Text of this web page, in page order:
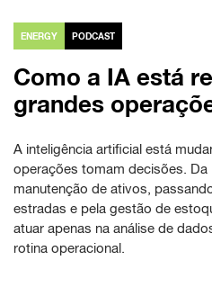
ENERGY PODCAST
Como a IA está
grandes
A inteligência artificial está
operações tomam decisões. Da
manutenção de ativos,
estradas e pela gestão de
atuar apenas na análise de
rotina operacional.